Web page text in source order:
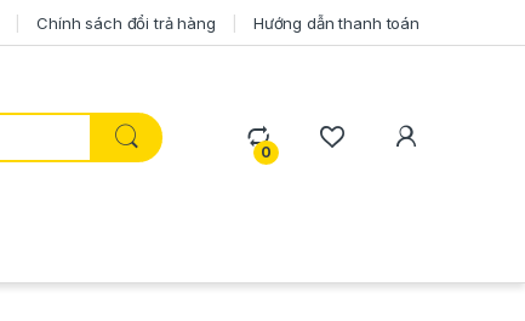
Chính sách đổi trả hàng Hướng dẫn thanh toán
0